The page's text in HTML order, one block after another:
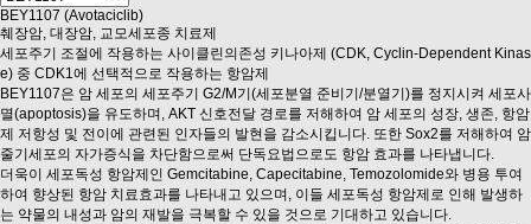
BEY1107 (Avotaciclib)
췌장암, 대장암, 교모세포종 치료제
세포주기 조절에 작용하는 사이클린의존성 키나아제 (CDK, Cyclin-Dependent Kinas
e) 중 CDK1에 선택적으로 작용하는 항암제
BEY1107은 암 세포의 세포주기 G2/M기(세포분열 준비기/분열기)를 정지시켜 세포사
멸(apoptosis)을 유도하며, AKT 신호전달 경로를 저해하여 암 세포의 성장, 생존, 항암
제 저항성 및 전이에 관련된 인자들의 발현을 감소시킵니다. 또한 Sox2를 저해하여 암
줄기세포의 자가증식을 차단함으로써 단독요법으로도 항암 효과를 나타냅니다.
더욱이 세포독성 항암제인 Gemcitabine, Capecitabine, Temozolomide와 병용 투여
하여 향상된 항암 치료효과를 나타내고 있으며, 이들 세포독성 항암제로 인해 발생하
는 약물의 내성과 암의 재발을 극복할 수 있을 것으로 기대하고 있습니다.